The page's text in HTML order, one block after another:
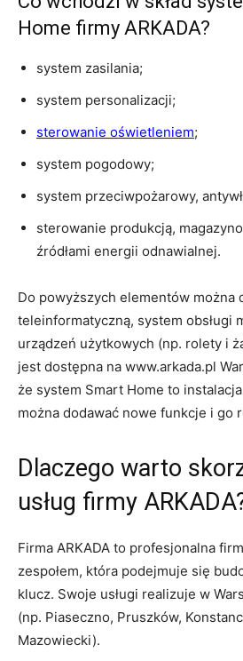
Home firmy ARKADA?
system zasilania;
system personalizacji;
sterowanie oświetleniem;
system pogodowy;
system przeciwpożarowy,
sterowanie produkcją,
źródłami energii odnawialnej.
Do powyższych elementów można
teleinformatyczną, system obsługi
urządzeń użytkowych (np. rolety i
jest dostępna na www.arkada.pl
że system Smart Home to
można dodawać nowe funkcje i go
Dlaczego warto
usług firmy
Firma ARKADA to profesjonalna
zespołem, która podejmuje się
klucz. Swoje usługi realizuje w
(np. Piaseczno, Pruszków,
Mazowiecki).